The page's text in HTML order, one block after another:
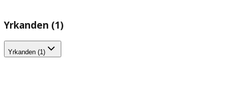
Yrkanden (1)
Yrkanden (1)